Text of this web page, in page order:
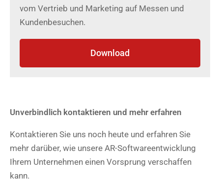
vom Vertrieb und Marketing auf Messen und
Kundenbesuchen.
Download
Unverbindlich kontaktieren und mehr erfahren
Kontaktieren Sie uns noch heute und erfahren Sie
mehr darüber, wie unsere AR-Softwareentwicklung
Ihrem Unternehmen einen Vorsprung verschaffen
kann.